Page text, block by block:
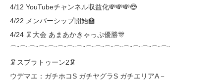
4/12 YouTubeチャンネル収益化💸💸💸😎
4/22 メンバーシップ開始🏫
4/24 🦑大会 あまあかきゃっぷ優勝🎊
⌒¨⌒¨⌒¨⌒¨⌒¨⌒¨⌒¨⌒¨⌒¨⌒¨⌒¨⌒¨⌒¨⌒¨⌒¨⌒¨⌒¨
🦑スプラトゥーン2🦑
ウデマエ：ガチホコS ガチヤグラS ガチエリアA－